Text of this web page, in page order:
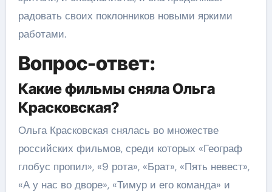
радовать своих поклонников новыми яркими
работами.
Вопрос-ответ:
Какие фильмы сняла Ольга
Красковская?
Ольга Красковская снялась во множестве
российских фильмов, среди которых «Географ
глобус пропил», «9 рота», «Брат», «Пять невест»,
«А у нас во дворе», «Тимур и его команда» и